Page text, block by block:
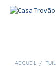
ACCUEIL /